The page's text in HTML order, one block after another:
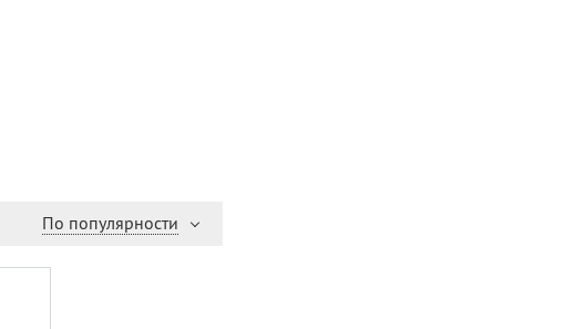
По популярности